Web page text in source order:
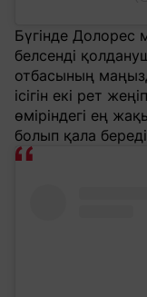
Бүгінде Долорес
белсенді
отбасының
ісігін екі рет
өміріндегі ең
болып қала